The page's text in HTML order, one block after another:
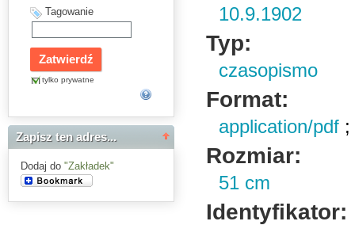
Tagowanie
tylko prywatne
Zapisz ten adres...
Dodaj do "Zakładek"
10.9.1902
Typ:
czasopismo
Format:
application/pdf
Rozmiar:
51 cm
Identyfikator: